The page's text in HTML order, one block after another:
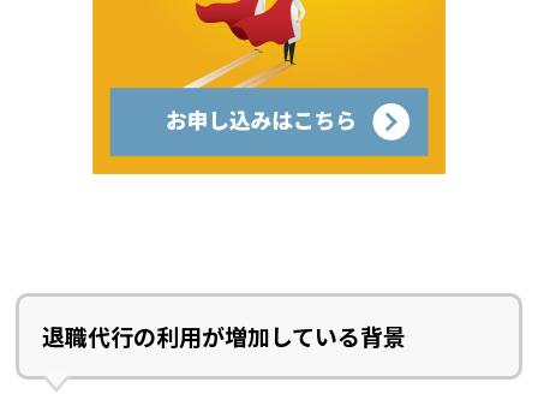
退職代行の利用が増加している背景